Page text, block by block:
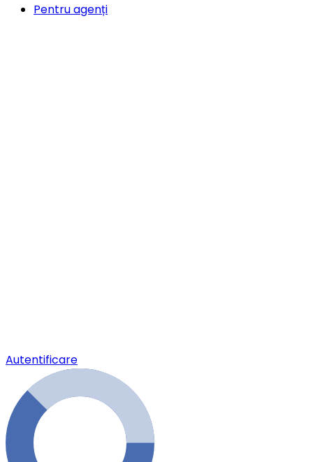
Pentru agenți
Autentificare